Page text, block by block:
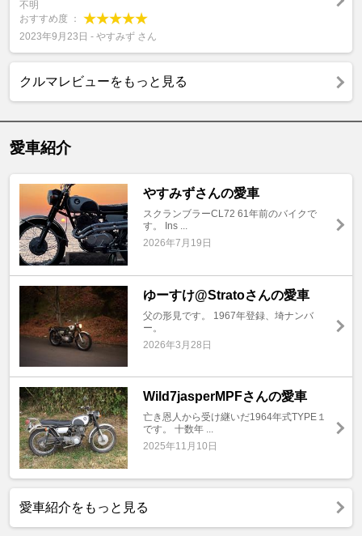
不明
おすすめ度 ：
2023年9月23日 - やすみず さん
クルマレビューをもっと見る
愛車紹介
やすみずさんの愛車
スクランブラーCL72 61年前のバイクで
す。 Ins ...
2026年7月19日
ゆーすけ@Stratoさんの愛車
父の形見です。 1967年登録、埼ナンバ
ー。
2026年3月28日
Wild7jasperMPFさんの愛車
亡き恩人から受け継いだ1964年式TYPE１
です。 十数年 ...
2025年11月10日
愛車紹介をもっと見る